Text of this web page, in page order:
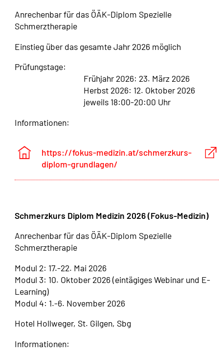
Anrechenbar für das ÖÄK-Diplom Spezielle
Schmerztherapie
Einstieg über das gesamte Jahr 2026 möglich
Prüfungstage:
Frühjahr 2026: 23. März 2026
Herbst 2026: 12. Oktober 2026
jeweils 18:00-20:00 Uhr
Informationen:
https://fokus-medizin.at/schmerzkurs-
diplom-grundlagen/
Schmerzkurs Diplom Medizin 2026 (Fokus-Medizin)
Anrechenbar für das ÖÄK-Diplom Spezielle
Schmerztherapie
Modul 2: 17.-22. Mai 2026
Modul 3: 10. Oktober 2026 (eintägiges Webinar und E-
Learning)
Modul 4: 1.-6. November 2026
Hotel Hollweger, St. Gilgen, Sbg
Informationen: